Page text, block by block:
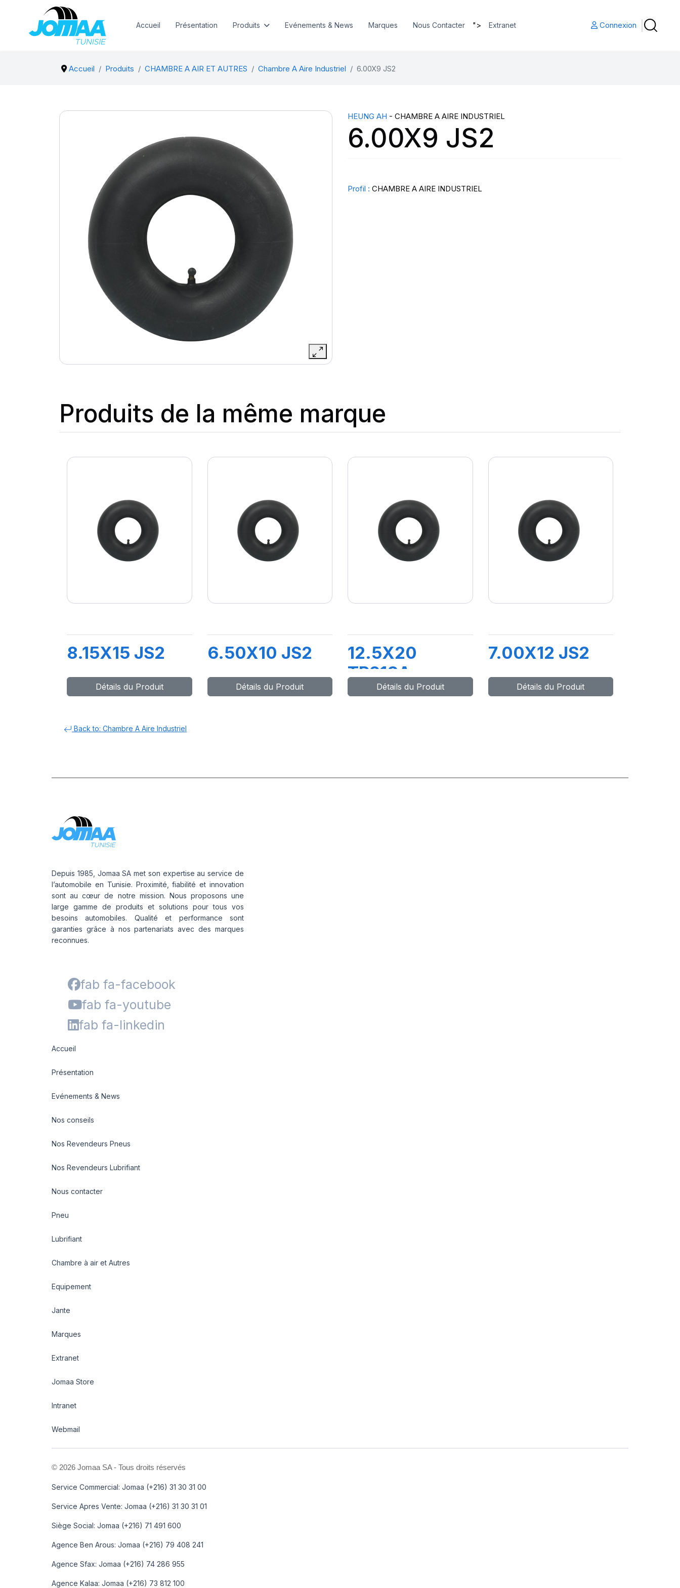
Accueil Présentation Produits Evénements & News Marques Nous Contacter "> Extranet Connexion
Accueil Produits CHAMBRE A AIR ET AUTRES Chambre A Aire Industriel 6.00X9 JS2
HEUNG AH - CHAMBRE A AIRE INDUSTRIEL
6.00X9 JS2
Profil : CHAMBRE A AIRE INDUSTRIEL
Produits de la même marque
8.15X15 JS2
Détails du Produit
6.50X10 JS2
Détails du Produit
12.5X20
TR218A
Détails du Produit
7.00X12 JS2
Détails du Produit
Back to: Chambre A Aire Industriel
Depuis 1985, Jomaa SA met son expertise au service de
l’automobile en Tunisie. Proximité, fiabilité et innovation
sont au cœur de notre mission. Nous proposons une
large gamme de produits et solutions pour tous vos
besoins automobiles. Qualité et performance sont
garanties grâce à nos partenariats avec des marques
reconnues.
fab fa-facebook
fab fa-youtube
fab fa-linkedin
Accueil
Présentation
Evénements & News
Nos conseils
Nos Revendeurs Pneus
Nos Revendeurs Lubrifiant
Nous contacter
Pneu
Lubrifiant
Chambre à air et Autres
Equipement
Jante
Marques
Extranet
Jomaa Store
Intranet
Webmail
© 2026 Jomaa SA - Tous droits réservés
Service Commercial: Jomaa (+216) 31 30 31 00
Service Apres Vente: Jomaa (+216) 31 30 31 01
Siège Social: Jomaa (+216) 71 491 600
Agence Ben Arous: Jomaa (+216) 79 408 241
Agence Sfax: Jomaa (+216) 74 286 955
Agence Kalaa: Jomaa (+216) 73 812 100